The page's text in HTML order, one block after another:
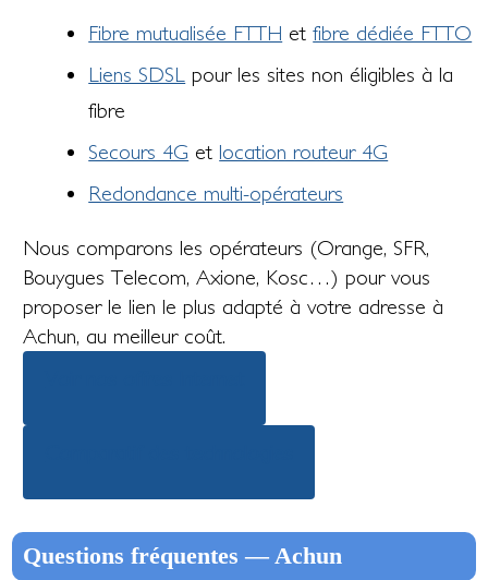
Fibre mutualisée FTTH etfibre dédiée FTTO
Liens SDSL
pour les sites non éligibles à la
fibre
Secours 4G et location routeur 4G
Redondance multi-opérateurs
Nous comparons les opérateurs (Orange, SFR,
Bouygues Telecom, Axione, Kosc…) pour vous
proposer le lien le plus adapté à votre adresse à
Achun, au meilleur coût.
Questions fréquentes — Achun